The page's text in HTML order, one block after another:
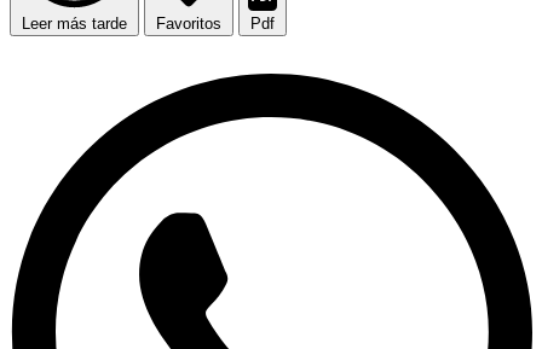
Leer más tarde Favoritos Pdf